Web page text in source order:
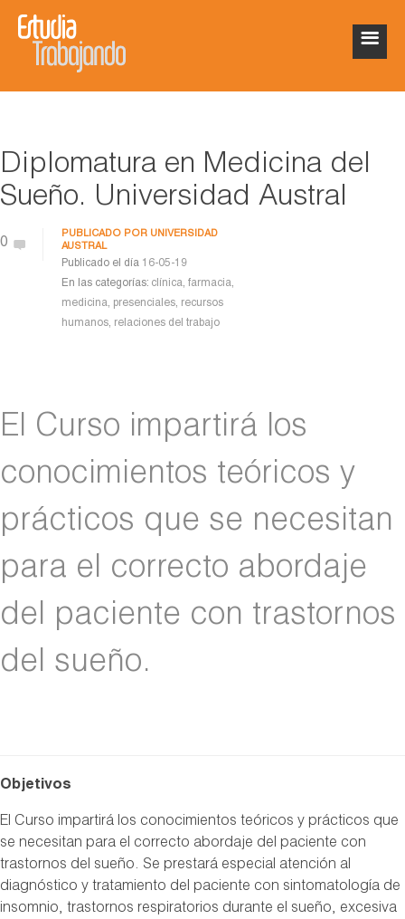
Diplomatura en Medicina del
Sueño. Universidad Austral
0
PUBLICADO POR UNIVERSIDAD
AUSTRAL
Publicado el día 16-05-19
En las categorías: clínica, farmacia,
medicina, presenciales, recursos
humanos, relaciones del trabajo
El Curso impartirá los
conocimientos teóricos y
prácticos que se necesitan
para el correcto abordaje
del paciente con trastornos
del sueño.
Objetivos
El Curso impartirá los conocimientos teóricos y prácticos que
se necesitan para el correcto abordaje del paciente con
trastornos del sueño. Se prestará especial atención al
diagnóstico y tratamiento del paciente con sintomatología de
insomnio, trastornos respiratorios durante el sueño, excesiva